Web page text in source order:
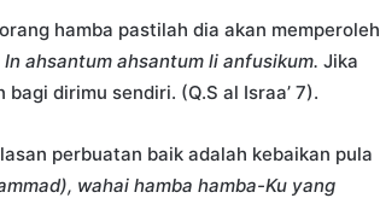
hamba pastilah dia akan memperoleh
In ahsantum ahsantum li anfusikum. Jika
dirimu sendiri. (Q.S al Israa’ 7).
perbuatan baik adalah kebaikan pula
wahai hamba hamba-Ku yang